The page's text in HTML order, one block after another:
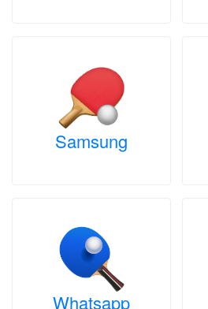
Samsung
Whatsapp